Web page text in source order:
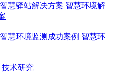
智慧驿站解决方案 智慧环境解
智慧环境监测成功案例 智慧环
技术研究